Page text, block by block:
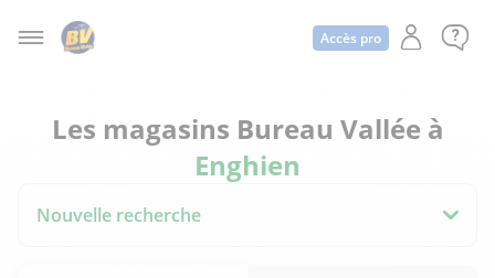
Accès pro
Les magasins Bureau Vallée à
Enghien
Nouvelle recherche